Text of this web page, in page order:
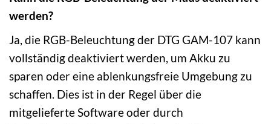
werden?
Ja, die RGB-Beleuchtung der DTG GAM-107 kann
vollständig deaktiviert werden, um Akku zu
sparen oder eine ablenkungsfreie Umgebung zu
schaffen. Dies ist in der Regel über die
mitgelieferte Software oder durch